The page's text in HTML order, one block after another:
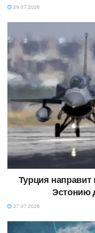
29.07.2026
Турция направит
Эстонию
27.07.2026